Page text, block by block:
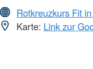
Rotkreuzkurs Fit
Karte: Link zur